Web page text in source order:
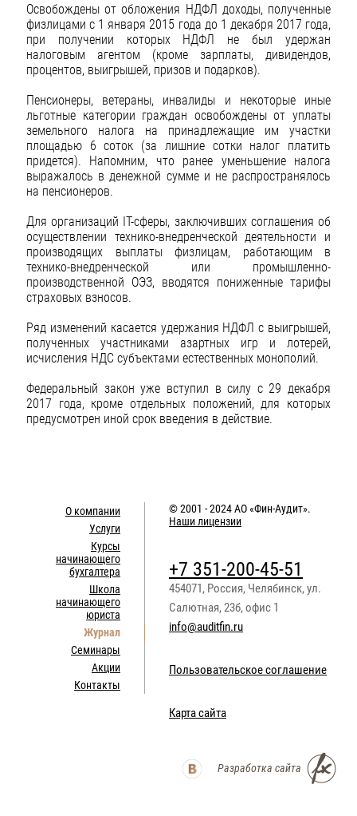
Освобождены от обложения НДФЛ доходы, полученные
физлицами с 1 января 2015 года до 1 декабря 2017 года,
при получении которых НДФЛ не был удержан
налоговым агентом (кроме зарплаты, дивидендов,
процентов, выигрышей, призов и подарков).
Пенсионеры, ветераны, инвалиды и некоторые иные
льготные категории граждан освобождены от уплаты
земельного налога на принадлежащие им участки
площадью 6 соток (за лишние сотки налог платить
придется). Напомним, что ранее уменьшение налога
выражалось в денежной сумме и не распространялось
на пенсионеров.
Для организаций IT-сферы, заключивших соглашения об
осуществлении технико-внедренческой деятельности и
производящих выплаты физлицам, работающим в
технико-внедренческой или промышленно-
производственной ОЭЗ, вводятся пониженные тарифы
страховых взносов.
Ряд изменений касается удержания НДФЛ с выигрышей,
полученных участниками азартных игр и лотерей,
исчисления НДС субъектами естественных монополий.
Федеральный закон уже вступил в силу с 29 декабря
2017 года, кроме отдельных положений, для которых
предусмотрен иной срок введения в действие.
О компании
Услуги
Курсы
начинающего
бухгалтера
Школа
начинающего
юриста
Журнал
Семинары
Акции
Контакты
© 2001 - 2024АО «Фин-Аудит».
Наши лицензии
+7 351-200-45-51
454071, Россия, Челябинск,ул.
Салютная, 23б, офис 1
info@auditfin.ru
Пользовательское соглашение
Карта сайта
Разработка сайта